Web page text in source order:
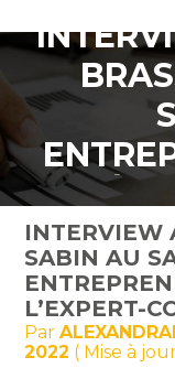
RÔLE
INTERVIEW
SABIN AU
L’EXPERT-
Par
2022 ( Mise à